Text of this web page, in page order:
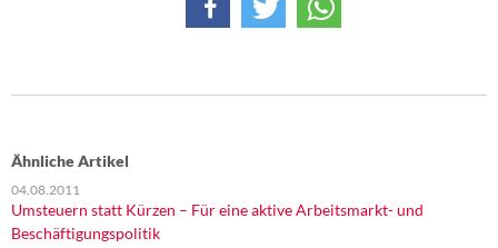
Ähnliche Artikel
04.08.2011
Umsteuern statt Kürzen – Für eine aktive Arbeitsmarkt- und
Beschäftigungspolitik